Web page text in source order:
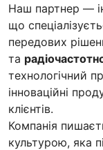
Наш партнер —
що
передових
та
технологічний
інноваційні
клієнтів.
Компанія
культурою, яка